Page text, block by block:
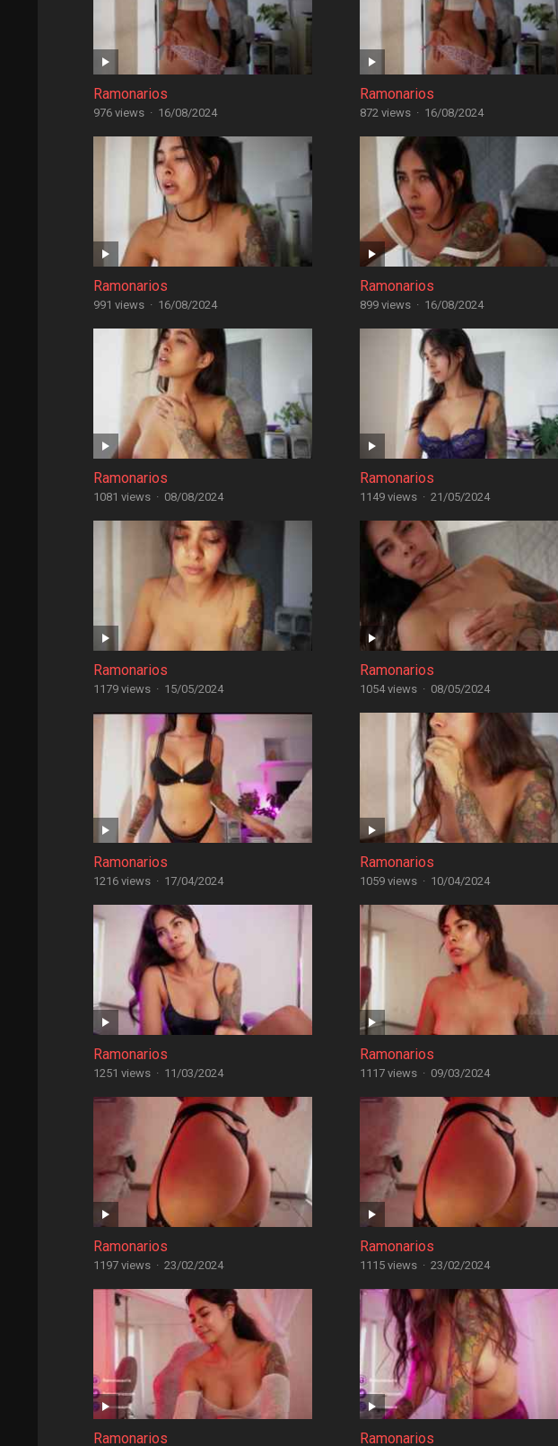
Ramonarios
976 views · 16/08/2024
Ramonarios
872 views · 16/08/2024
Ramonarios
991 views · 16/08/2024
Ramonarios
899 views · 16/08/2024
Ramonarios
1081 views · 08/08/2024
Ramonarios
1149 views · 21/05/2024
Ramonarios
1179 views · 15/05/2024
Ramonarios
1054 views · 08/05/2024
Ramonarios
1216 views · 17/04/2024
Ramonarios
1059 views · 10/04/2024
Ramonarios
1251 views · 11/03/2024
Ramonarios
1117 views · 09/03/2024
Ramonarios
1197 views · 23/02/2024
Ramonarios
1115 views · 23/02/2024
Ramonarios Ramonarios